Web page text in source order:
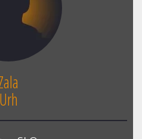
Urh